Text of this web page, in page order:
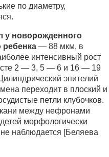
по диаметру,
у новорожденного
ребенка — 88 мкм, в
интенсивный рост
2 — 3, 5 — 6 и 16 — 19
эпителий
переходит в плоский и
петли клубочков.
между нефронами
морфологически
наблюдается [Беляева